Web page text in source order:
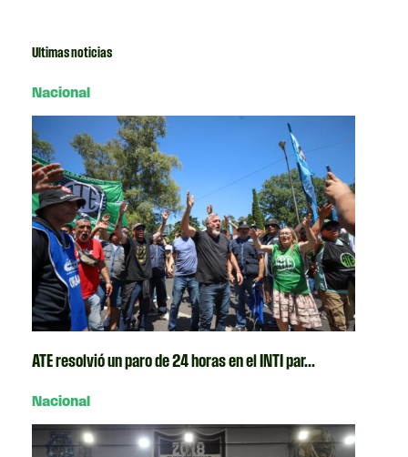
Ultimas noticias
Nacional
ATE resolvió un paro de 24 horas en el INTI par...
Nacional